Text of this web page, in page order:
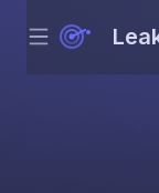
Menu